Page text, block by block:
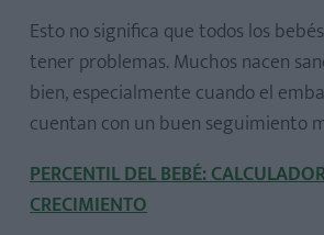
Esto no significa que todos los
tener problemas. Muchos nacen
bien, especialmente cuando el
cuentan con un buen seguimiento
PERCENTIL DEL BEBÉ:
CRECIMIENTO